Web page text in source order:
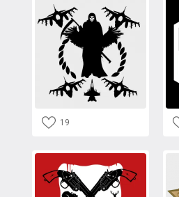
19